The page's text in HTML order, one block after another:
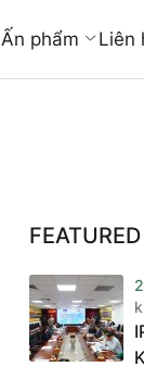
Ấn phẩm Liên